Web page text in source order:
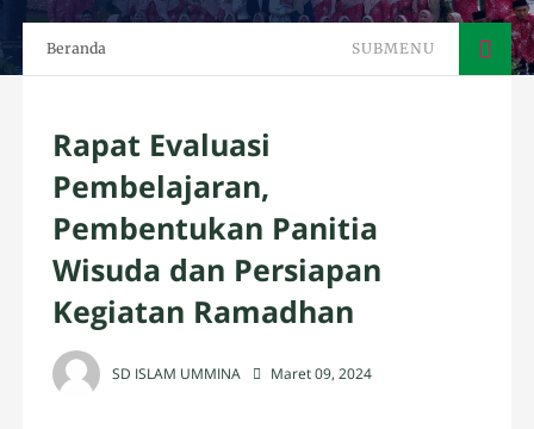
Beranda SUBMENU
Rapat Evaluasi
Pembelajaran,
Pembentukan Panitia
Wisuda dan Persiapan
Kegiatan Ramadhan
SD ISLAM UMMINA Maret 09, 2024